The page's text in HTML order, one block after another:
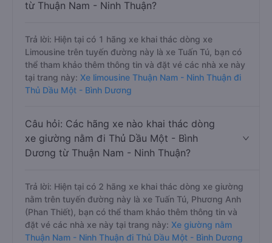
từ Thuận Nam - Ninh Thuận?
Trả lời: Hiện tại có 1 hãng xe khai thác dòng xe
Limousine trên tuyến đường này là xe Tuấn Tú, bạn có
thể tham khảo thêm thông tin và đặt vé các nhà xe này
tại trang này: Xe limousine Thuận Nam - Ninh Thuận đi
Thủ Dầu Một - Bình Dương
Câu hỏi: Các hãng xe nào khai thác dòng
xe giường nằm đi Thủ Dầu Một - Bình
Dương từ Thuận Nam - Ninh Thuận?
Trả lời: Hiện tại có 2 hãng xe khai thác dòng xe giường
nằm trên tuyến đường này là xe Tuấn Tú, Phương Anh
(Phan Thiết), bạn có thể tham khảo thêm thông tin và
đặt vé các nhà xe này tại trang này: Xe giường nằm
Thuận Nam - Ninh Thuận đi Thủ Dầu Một - Bình Dương